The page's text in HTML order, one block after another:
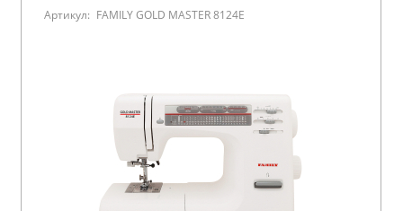
Артикул: FAMILY GOLD MASTER 8124E